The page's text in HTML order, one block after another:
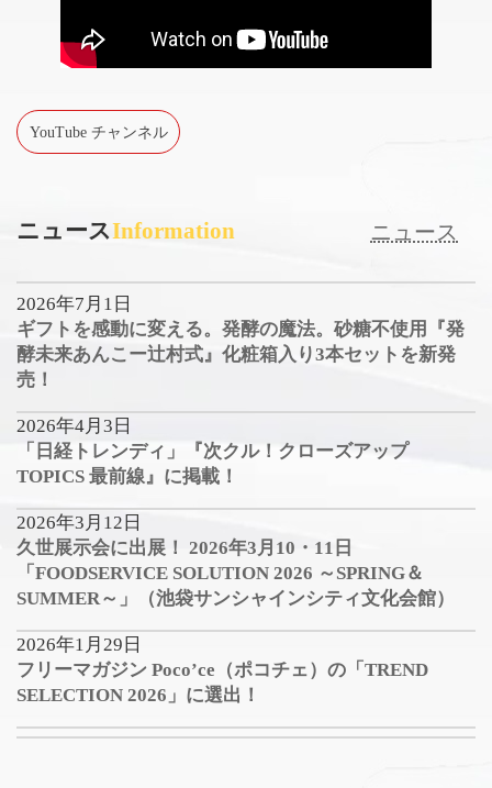
YouTube チャンネル
ニュースInformation ニュース
2026年7月1日
ギフトを感動に変える。発酵の魔法。砂糖不使用『発
酵未来あんこー辻村式』化粧箱入り3本セットを新発
売！
2026年4月3日
「日経トレンディ」『次クル！クローズアップ
TOPICS 最前線』に掲載！
2026年3月12日
久世展示会に出展！ 2026年3月10・11日
「FOODSERVICE SOLUTION 2026 ～SPRING＆
SUMMER～」（池袋サンシャインシティ文化会館）
2026年1月29日
フリーマガジン Poco’ce（ポコチェ）の「TREND
SELECTION 2026」に選出！